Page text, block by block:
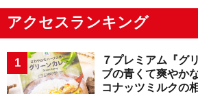
アクセスランキング
７プレミアム『グ
ブの青くて爽やか
コナッツミルクの